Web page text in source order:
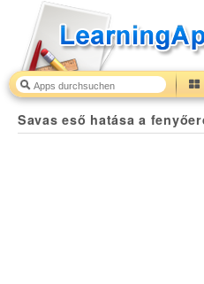
Savas eső hatása a